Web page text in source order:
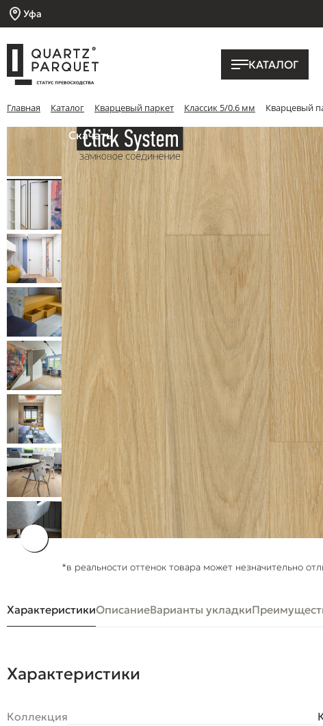
Уфа
КАТАЛОГ
Главная Каталог Кварцевый паркет Классик 5/0.6 мм Кварцевый
Скачать
*в реальности оттенок товара может незначительно
ХарактеристикиОписаниеВарианты укладки
Характеристики
Коллекция